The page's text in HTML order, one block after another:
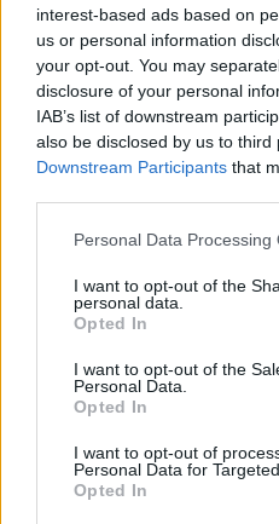
interest-based ads based on
us or personal information
your opt-out. You may
disclosure of your personal
IAB’s list of downstream
also be disclosed by us to third
Downstream Participants that
Please note that this website/
not limited to your visit or
grant or deny consent to
use your data for below
consent section.
Personal Data Processing
I want to opt-out of the
personal data.
Opted In
I want to opt-out of the
Personal Data.
Opted In
I want to opt-out of
Personal Data for
Opted In
Τέλος για 8
αυτοκινήτων-το
εκκαθάριση
08 ΙΟΥΛ 2026